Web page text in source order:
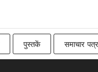
पुस्तकें समाचार पत्र